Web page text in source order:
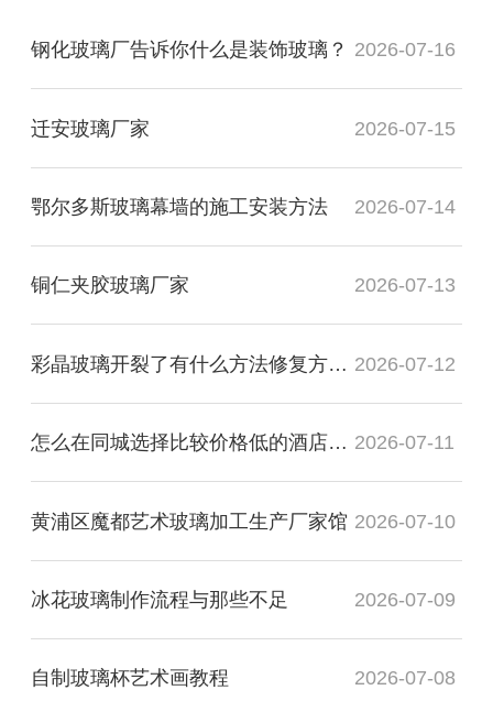
钢化玻璃厂告诉你什么是装饰玻璃？ 2026-07-16
迁安玻璃厂家 2026-07-15
鄂尔多斯玻璃幕墙的施工安装方法 2026-07-14
铜仁夹胶玻璃厂家 2026-07-13
彩晶玻璃开裂了有什么方法修复方法？ 2026-07-12
怎么在同城选择比较价格低的酒店装饰玻璃厂家 2026-07-11
黄浦区魔都艺术玻璃加工生产厂家馆 2026-07-10
冰花玻璃制作流程与那些不足 2026-07-09
自制玻璃杯艺术画教程 2026-07-08